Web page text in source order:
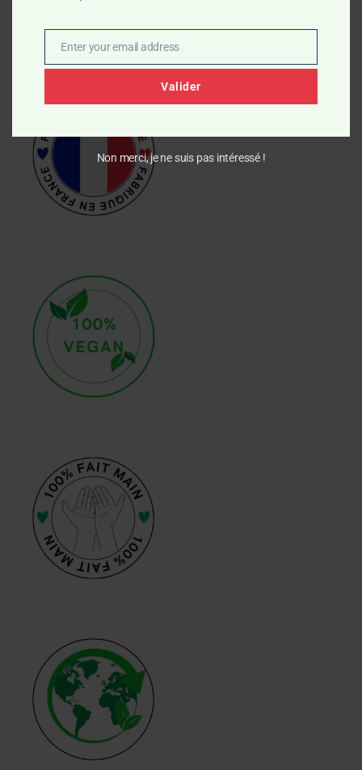
Mes engagements
Enter your email address
Valider
Non merci, je ne suis pas intéressé !